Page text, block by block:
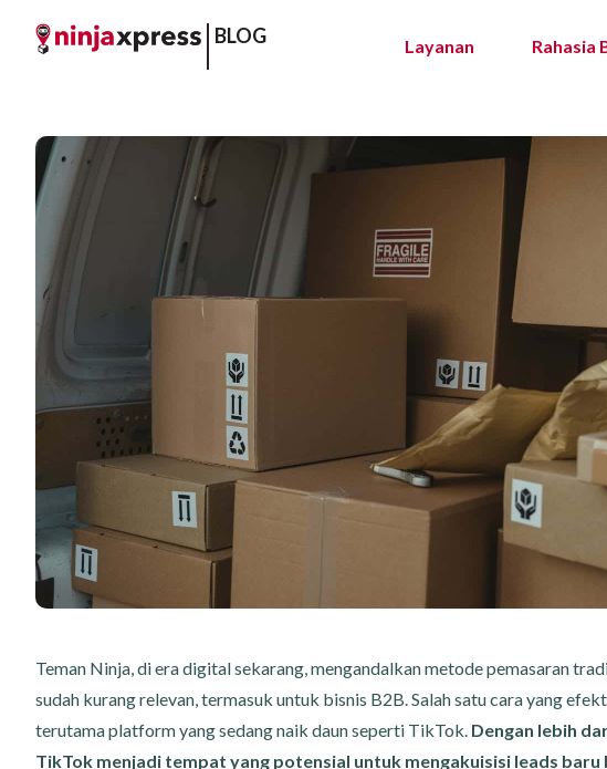
BLOG Layanan Rahasia
Teman Ninja, di era digital sekarang, mengandalkan metode pemasaran
sudah kurang relevan, termasuk untuk bisnis B2B. Salah satu cara yang
terutama platform yang sedang naik daun seperti TikTok. Dengan lebih
TikTok menjadi tempat yang potensial untuk mengakuisisi leads baru